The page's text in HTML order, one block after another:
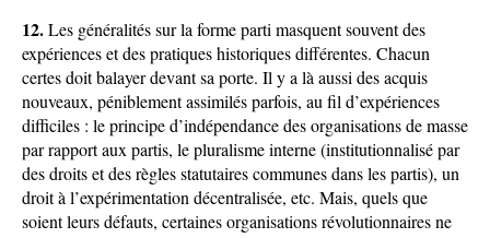
12.Les généralités sur la forme parti masquent souvent des
expériences et des pratiques historiques différentes. Chacun
certes doit balayer devant sa porte. Il y a là aussi des acquis
nouveaux, péniblement assimilés parfois, au fil d’expériences
difficiles : le principe d’indépendance des organisations de masse
par rapport aux partis, le pluralisme interne (institutionnalisé par
des droits et des règles statutaires communes dans les partis), un
droit à l’expérimentation décentralisée, etc. Mais, quels que
soient leurs défauts, certaines organisations révolutionnaires ne